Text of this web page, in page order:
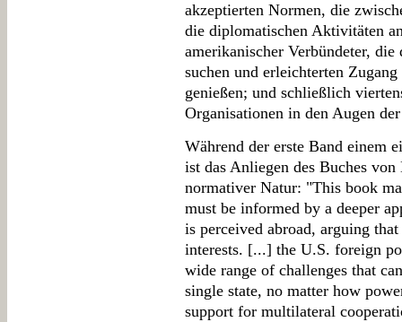
akzeptierten Normen, die
die diplomatischen Aktivitäten
amerikanischer Verbündeter,
suchen und erleichterten
genießen; und schließlich
Organisationen in den Augen
Während der erste Band einem
ist das Anliegen des Buches
normativer Natur: "This book
must be informed by a deeper
is perceived abroad, arguing
interests. [...] the U.S. foreign
wide range of challenges that
single state, no matter how
support for multilateral